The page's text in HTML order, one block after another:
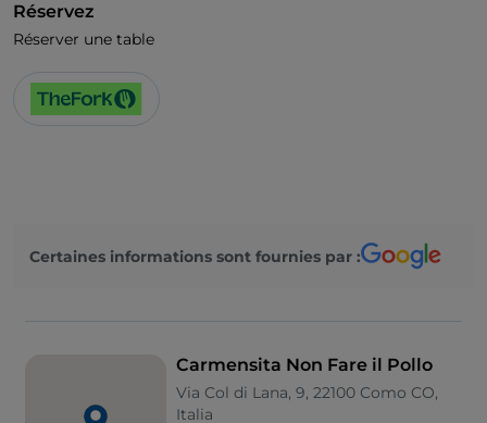
Réservez
Réserver une table
Certaines informations sont fournies par :
Carmensita Non Fare il Pollo
Via Col di Lana, 9, 22100 Como CO,
Italia